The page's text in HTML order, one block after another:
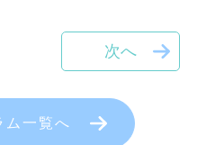
次へ
ム一覧へ